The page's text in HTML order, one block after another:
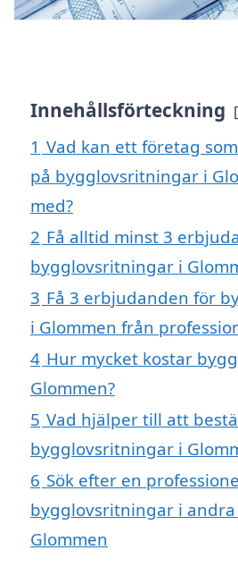
Innehållsförteckning
1 Vad kan ett företag
på bygglovsritningar i
med?
2 Få alltid minst 3
bygglovsritningar i
3 Få 3 erbjudanden för
i Glommen från
4 Hur mycket kostar
Glommen?
5 Vad hjälper till att
bygglovsritningar i
6 Sök efter en
bygglovsritningar i
Glommen